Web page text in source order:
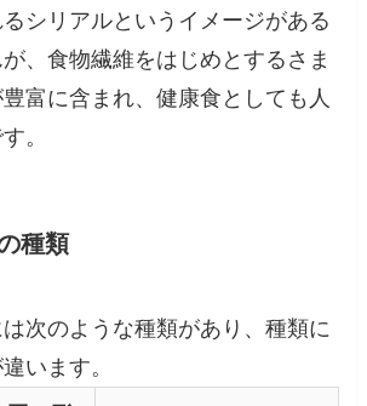
シリアルというイメージがある
、食物繊維をはじめとするさま
富に含まれ、健康食としても人
。
種類
次のような種類があり、種類に
います。